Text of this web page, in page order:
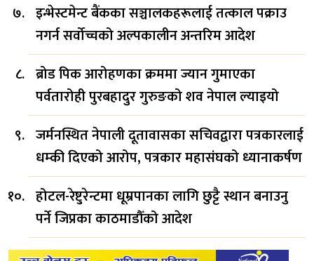
इन्भेस्टमेन्ट बैंकका सञ्चालकहरूलाई तत्काल पक्राउ
नगर्न सर्वोच्चको अल्पकालीन अन्तरिम आदेश
ब्रोड पिक आरोहणका क्रममा ज्यान गुमाएका
पर्वतारोही पुरबहादुर गुरुङको शव नेपाल ल्याइयो
जर्मनस्थित नेपाली दूतावासका सचिवद्वारा पत्रकारलाई
धम्की दिएको आरोप, पत्रकार महासंघको ध्यानाकर्षण
होटल-रेष्टुरेन्टमा धूम्रपानका लागि छुट्टै स्थान बनाउनु
पर्ने जिप्रका काठमाडौँको आदेश